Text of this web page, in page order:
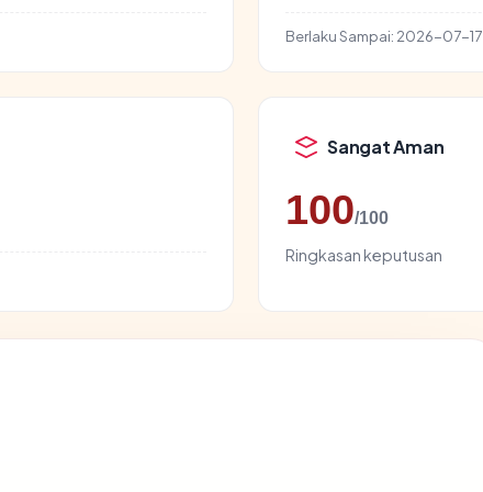
Berlaku Sampai: 2026-07-17
Sangat Aman
100/100
Ringkasan keputusan